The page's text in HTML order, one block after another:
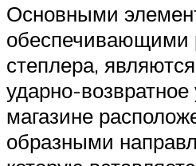
Основными
обеспечивающими
степлера,
ударно-возвратное
магазине
образными